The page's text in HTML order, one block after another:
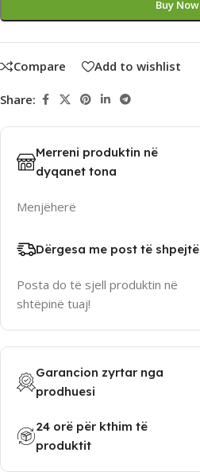
Buy Now
Compare Add to wishlist
Share:
Merreni produktin në
dyqanet tona
Menjëherë
Dërgesa me post të shpejtë
Posta do të sjell produktin në
shtëpinë tuaj!
Garancion zyrtar nga
prodhuesi
24 orë për kthim të
produktit